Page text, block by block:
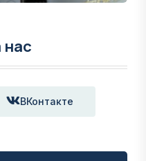
ВКонтакте